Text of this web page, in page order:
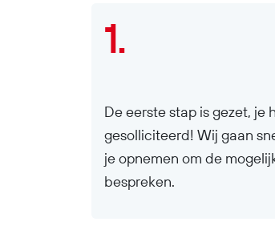
1.
De eerste stap is gezet, je
gesolliciteerd! Wij gaan
je opnemen om de
bespreken.